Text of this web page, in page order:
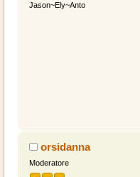
Jason~Ely~Anto
orsidanna
Moderatore